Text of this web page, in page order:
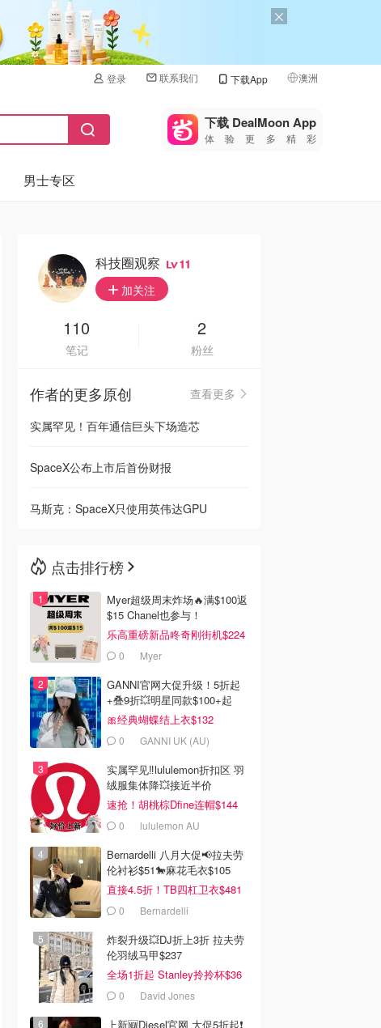
登录 联系我们 下载App 澳洲
🇺🇸
🇨🇳 中国
🇦🇺
🇳🇿新西兰
下载 DealMoon App
体验更多精彩
男士专区
科技圈观察 11
加关注
110
笔记
2
粉丝
作者的更多原创
查看更多
实属罕见！百年通信巨头下场造芯
SpaceX公布上市后首份财报
马斯克：SpaceX只使用英伟达GPU
点击排行榜
Myer超级周末炸场🔥满$100返
$15 Chanel也参与！
乐高重磅新品咚奇刚街机$224
0 Myer
GANNI官网大促升级！5折起
+叠9折💥明星同款$100+起
🎀经典蝴蝶结上衣$132
0 GANNI UK (AU)
实属罕见‼️lululemon折扣区 羽
绒服集体降💥接近半价
速抢！胡桃棕Dfine连帽$144
0 lululemon AU
Bernardelli 八月大促📢拉夫劳
伦衬衫$51🐎麻花毛衣$105
直接4.5折！TB四杠卫衣$481
0 Bernardelli
炸裂升级💥DJ折上3折 拉夫劳
伦羽绒马甲$237
全场1折起 Stanley拎拎杯$36
0 David Jones
上新🆕Diesel官网 大促5折起❗️